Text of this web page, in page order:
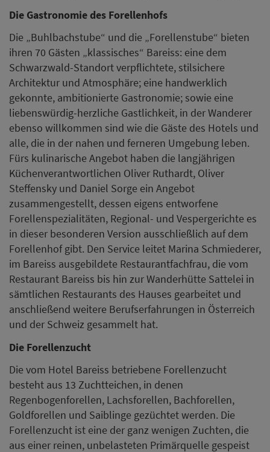
Die Gastronomie des Forellenhofs
Die „Buhlbachstube“ und die „Forellenstube“ bieten
ihren 70 Gästen „klassisches“ Bareiss: eine dem
Schwarzwald-Standort verpflichtete, stilsichere
Architektur und Atmosphäre; eine handwerklich
gekonnte, ambitionierte Gastronomie; sowie eine
liebenswürdig-herzliche Gastlichkeit, in der Wanderer
ebenso willkommen sind wie die Gäste des Hotels und
alle, die in der nahen und ferneren Umgebung leben.
Fürs kulinarische Angebot haben die langjährigen
Küchenverantwortlichen Oliver Ruthardt, Oliver
Steffensky und Daniel Sorge ein Angebot
zusammengestellt, dessen eigens entworfene
Forellenspezialitäten, Regional- und Vespergerichte es
in dieser besonderen Version ausschließlich auf dem
Forellenhof gibt. Den Service leitet Marina Schmiederer,
im Bareiss ausgebildete Restaurantfachfrau, die vom
Restaurant Bareiss bis hin zur Wanderhütte Sattelei in
sämtlichen Restaurants des Hauses gearbeitet und
anschließend weitere Berufserfahrungen in Österreich
und der Schweiz gesammelt hat.
Die Forellenzucht
Die vom Hotel Bareiss betriebene Forellenzucht
besteht aus 13 Zuchtteichen, in denen
Regenbogenforellen, Lachsforellen, Bachforellen,
Goldforellen und Saiblinge gezüchtet werden. Die
Forellenzucht ist eine der ganz wenigen Zuchten, die
aus einer reinen, unbelasteten Primärquelle gespeist